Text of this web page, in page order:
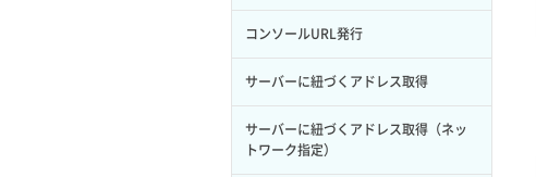
パーミッション一覧取得
ロールからパーミッションを紐づけ解
除
ロールにパーミッションを紐づけ
ボリューム一覧取得
コンソールURL発行
サーバーに紐づくアドレス取得
サーバーに紐づくアドレス取得（ネッ
トワーク指定）